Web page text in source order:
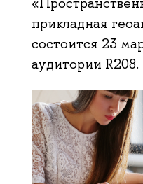
прикладная
состоится 23
аудитории R208.